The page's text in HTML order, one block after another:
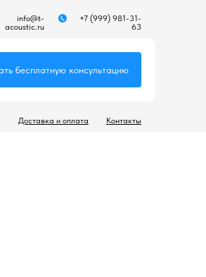
бесплатную консультацию
+7 (999) 981-31-
63
Контакты
Доставка и оплата
info@t-
acoustic.ru